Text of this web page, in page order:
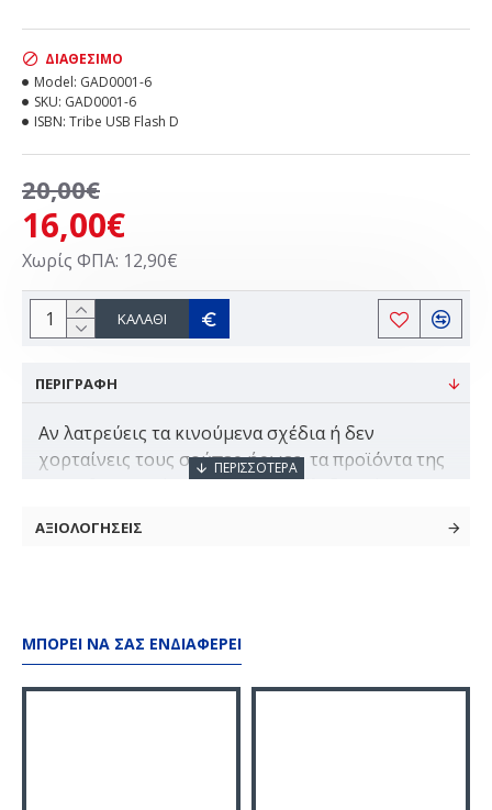
16,00€
20,00€
Χωρίς ΦΠΑ: 12,90€
ΔΙΑΘΈΣΙΜΟ
Model: GAD0001-6
SKU: GAD0001-6
ISBN: Tribe USB Flash D
ΚΑΛΆΘΙ
ΠΕΡΙΓΡΑΦΗ
Αν λατρεύεις τα κινούμενα σχέδια ή δεν
χορταίνεις τους σούπερ ήρωες, τα προϊόντα της
Tribe θα σε αφήσουν άφωνο! Επέλεξε ανάμεσα
και εντυπωσίασε τους γύρω σου! Τα προϊόντα
ΑΞΙΟΛΟΓΗΣΕΙΣ
ΜΠΟΡΕΊ ΝΑ ΣΑΣ ΕΝΔΙΑΦΈΡΕΙ